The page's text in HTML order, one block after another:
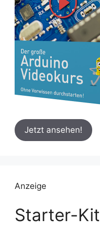
Jetzt ansehen!
Anzeige
Starter-Kit